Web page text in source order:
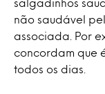
salgadinhos
não saudável
associada. Por
concordam que
todos os dias.